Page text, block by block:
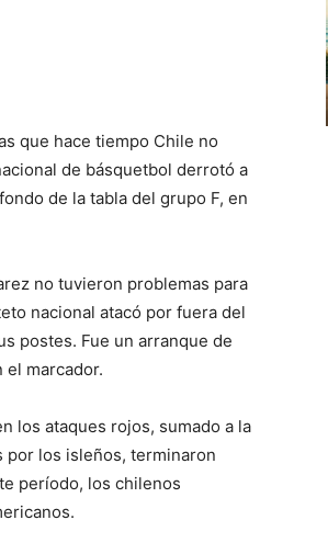
que hace tiempo Chile no
de básquetbol derrotó a
de la tabla del grupo F, en
no tuvieron problemas para
nacional atacó por fuera del
postes. Fue un arranque de
el marcador.
los ataques rojos, sumado a la
por los isleños, terminaron
período, los chilenos